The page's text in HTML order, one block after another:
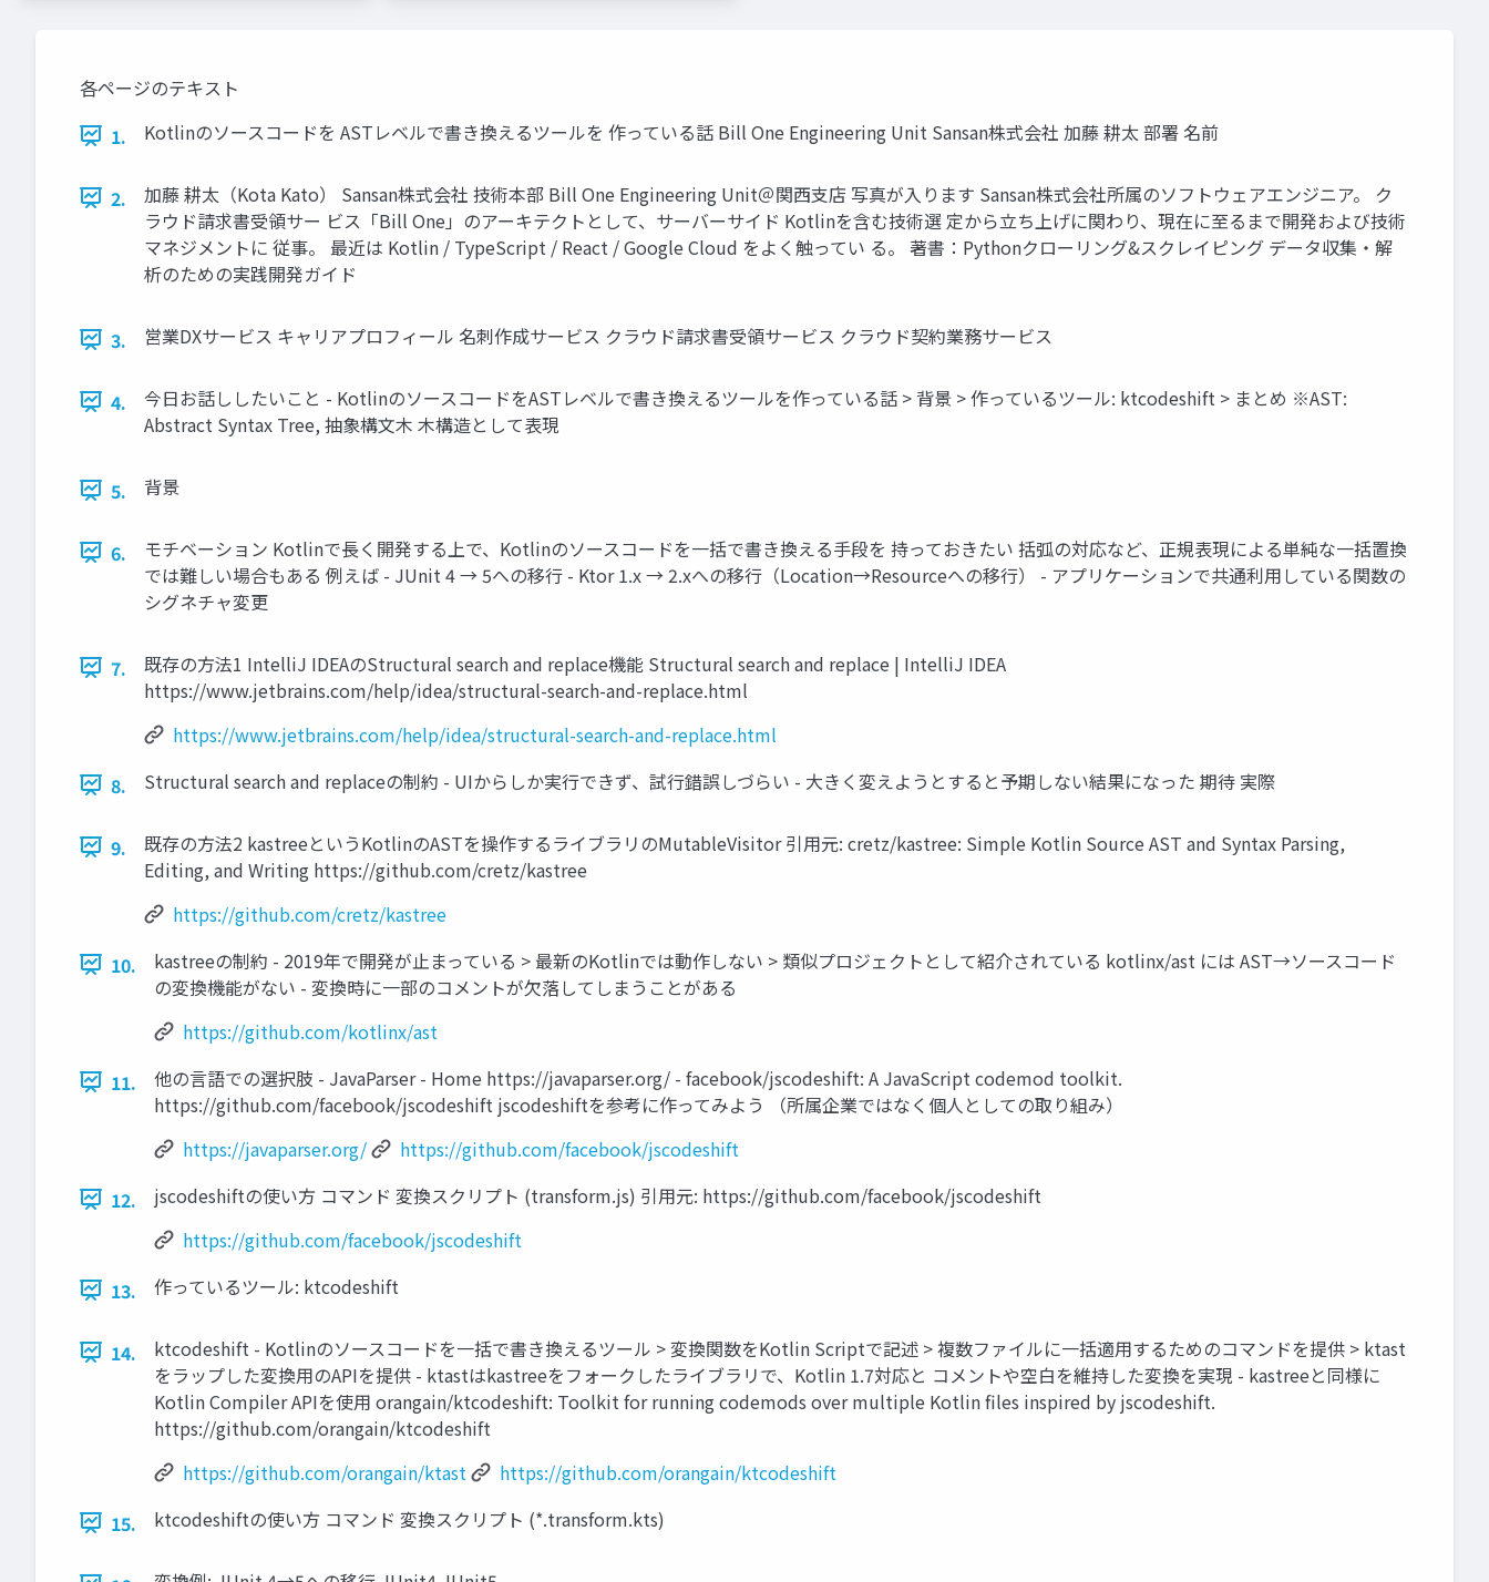
各ページのテキスト
1.
Kotlinのソースコードを ASTレベルで書き換えるツールを 作っている話 Bill One Engineering Unit Sansan株式会社 加藤 耕太 部署 名前
2.
加藤 耕太（Kota Kato） Sansan株式会社 技術本部 Bill One Engineering Unit＠関西支店 写真が入ります Sansan株式会社所属のソフトウェアエンジニア。 ク
ラウド請求書受領サー ビス「Bill One」のアーキテクトとして、サーバーサイド Kotlinを含む技術選 定から立ち上げに関わり、現在に至るまで開発および技術
マネジメントに 従事。 最近は Kotlin / TypeScript / React / Google Cloud をよく触ってい る。 著書：Pythonクローリング&スクレイピング データ収集・解
析のための実践開発ガイド
3. 営業DXサービス キャリアプロフィール 名刺作成サービス クラウド請求書受領サービス クラウド契約業務サービス
4.
今日お話ししたいこと - KotlinのソースコードをASTレベルで書き換えるツールを作っている話 > 背景 > 作っているツール: ktcodeshift > まとめ ※AST:
Abstract Syntax Tree, 抽象構文木 木構造として表現
5. 背景
6.
モチベーション Kotlinで長く開発する上で、Kotlinのソースコードを一括で書き換える手段を 持っておきたい 括弧の対応など、正規表現による単純な一括置換
では難しい場合もある 例えば - JUnit 4 → 5への移行 - Ktor 1.x → 2.xへの移行（Location→Resourceへの移行） - アプリケーションで共通利用している関数の
シグネチャ変更
7.
既存の方法1 IntelliJ IDEAのStructural search and replace機能 Structural search and replace | IntelliJ IDEA
https://www.jetbrains.com/help/idea/structural-search-and-replace.html
https://www.jetbrains.com/help/idea/structural-search-and-replace.html
8.
Structural search and replaceの制約 - UIからしか実行できず、試行錯誤しづらい - 大きく変えようとすると予期しない結果になった 期待 実際
9.
既存の方法2 kastreeというKotlinのASTを操作するライブラリのMutableVisitor 引用元: cretz/kastree: Simple Kotlin Source AST and Syntax Parsing,
Editing, and Writing https://github.com/cretz/kastree
https://github.com/cretz/kastree
10.
kastreeの制約 - 2019年で開発が止まっている > 最新のKotlinでは動作しない > 類似プロジェクトとして紹介されている kotlinx/ast には AST→ソースコード
の変換機能がない - 変換時に一部のコメントが欠落してしまうことがある
https://github.com/kotlinx/ast
11.
他の言語での選択肢 - JavaParser - Home https://javaparser.org/ - facebook/jscodeshift: A JavaScript codemod toolkit.
https://github.com/facebook/jscodeshift jscodeshiftを参考に作ってみよう （所属企業ではなく個人としての取り組み）
https://javaparser.org/
https://github.com/facebook/jscodeshift
12.
jscodeshiftの使い方 コマンド 変換スクリプト (transform.js) 引用元: https://github.com/facebook/jscodeshift
https://github.com/facebook/jscodeshift
13.
作っているツール: ktcodeshift
14.
ktcodeshift - Kotlinのソースコードを一括で書き換えるツール > 変換関数をKotlin Scriptで記述 > 複数ファイルに一括適用するためのコマンドを提供 > ktast
をラップした変換用のAPIを提供 - ktastはkastreeをフォークしたライブラリで、Kotlin 1.7対応と コメントや空白を維持した変換を実現 - kastreeと同様に
Kotlin Compiler APIを使用 orangain/ktcodeshift: Toolkit for running codemods over multiple Kotlin files inspired by jscodeshift.
https://github.com/orangain/ktcodeshift
https://github.com/orangain/ktast
https://github.com/orangain/ktcodeshift
15.
ktcodeshiftの使い方 コマンド 変換スクリプト (*.transform.kts)